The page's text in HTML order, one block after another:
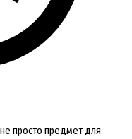
просто предмет для